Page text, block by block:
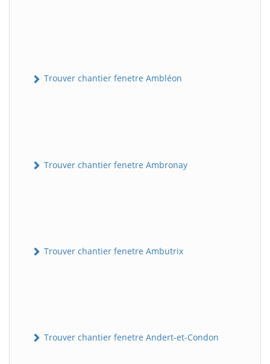
Trouver chantier fenetre Ambléon
Trouver chantier fenetre Ambronay
Trouver chantier fenetre Ambutrix
Trouver chantier fenetre Andert-et-Condon